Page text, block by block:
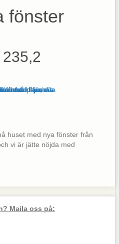
fönster
huset med nya fönster från
vi är jätte nöjda med
Maila oss på: